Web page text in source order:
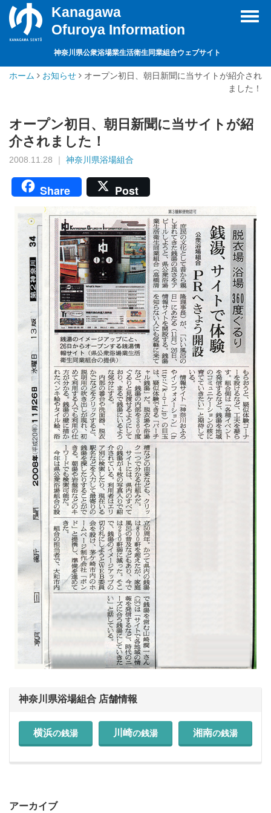
Kanagawa
Ofuroya Information
神奈川県公衆浴場業生活衛生同業組合ウェブサイト
ホーム お知らせ
オープン初日、朝日新聞に当サイトが紹介され
ました！
オープン初日、朝日新聞に当サイトが紹
介されました！
2008.11.28 ｜ 神奈川県浴場組合
Share Post
神奈川県浴場組合 店舗情報
横浜の銭湯 川崎の銭湯 湘南の銭湯
アーカイブ